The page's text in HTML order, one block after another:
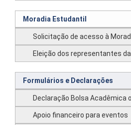
Moradia Estudantil
Solicitação de acesso à
Eleição dos representantes
Formulários e Declarações
Declaração Bolsa Acadêmica
Apoio financeiro para eventos